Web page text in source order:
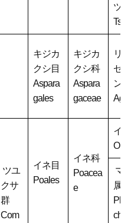
ツ
キジカ
クシ目
Aspara
gales
キジカ
クシ科
Aspara
gaceae
リ
ゼ
ン属
ツユ
クサ
群
Com
イネ目
Poales
イネ科
Poacea
e
イ
マ
属
chys